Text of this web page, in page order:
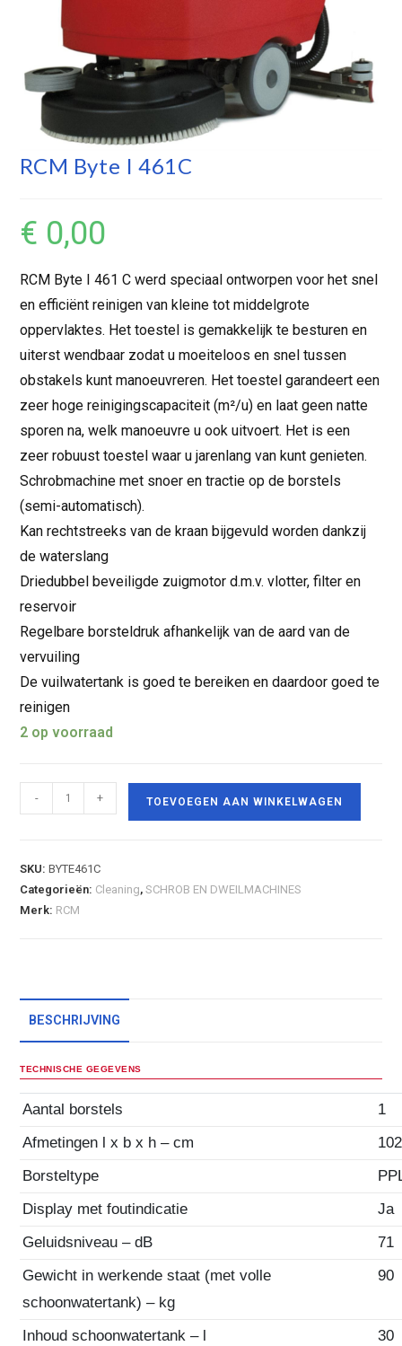
RCM Byte I 461C
€ 0,00
RCM Byte I 461 C werd speciaal ontworpen voor het snel
en efficiënt reinigen van kleine tot middelgrote
oppervlaktes. Het toestel is gemakkelijk te besturen en
uiterst wendbaar zodat u moeiteloos en snel tussen
obstakels kunt manoeuvreren. Het toestel garandeert een
zeer hoge reinigingscapaciteit (m²/u) en laat geen natte
sporen na, welk manoeuvre u ook uitvoert. Het is een
zeer robuust toestel waar u jarenlang van kunt genieten.
Schrobmachine met snoer en tractie op de borstels
(semi-automatisch).
Kan rechtstreeks van de kraan bijgevuld worden dankzij
de waterslang
Driedubbel beveiligde zuigmotor d.m.v. vlotter, filter en
reservoir
Regelbare borsteldruk afhankelijk van de aard van de
vervuiling
De vuilwatertank is goed te bereiken en daardoor goed te
reinigen
2 op voorraad
- + TOEVOEGEN AAN WINKELWAGEN
SKU:BYTE461C
Categorieën: Cleaning,SCHROB EN DWEILMACHINES
Merk: RCM
BESCHRIJVING
TECHNISCHE GEGEVENS
Aantal borstels
1
Afmetingen l x b x h – cm
Borsteltype
Display met foutindicatie
Ja
Geluidsniveau – dB
71
Gewicht in werkende staat (met volle
schoonwatertank) – kg
90
Inhoud schoonwatertank – l 30